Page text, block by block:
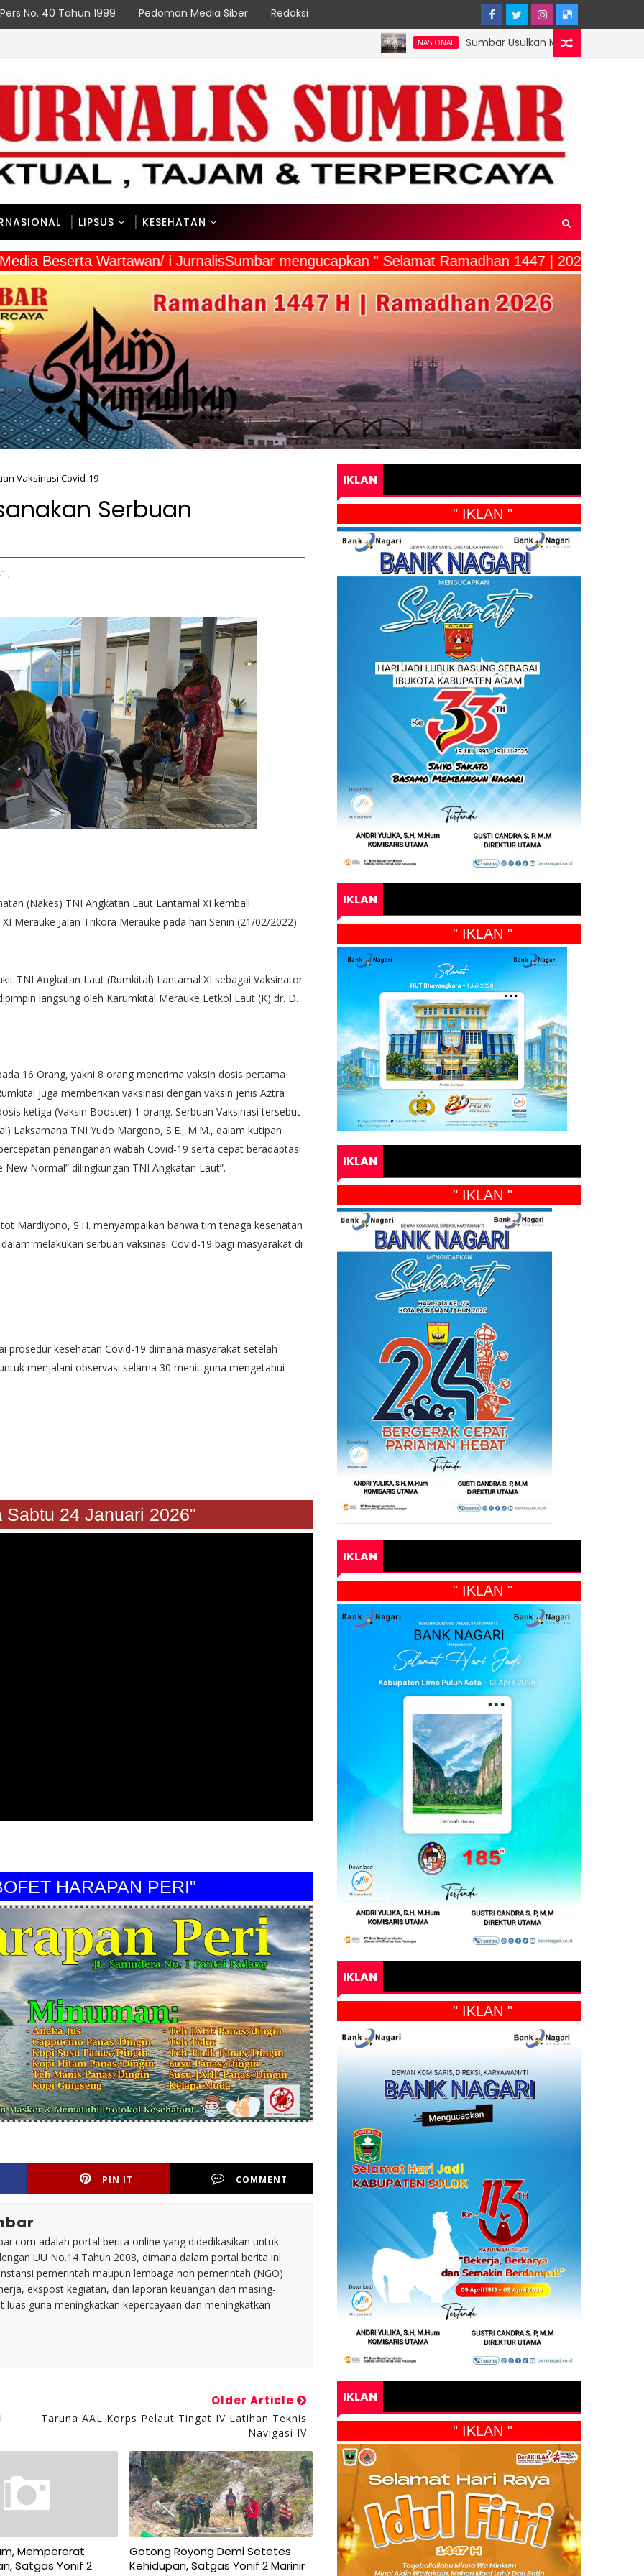
No. 40 Tahun 1999 Pedoman Media Siber Redaksi
Sumbar Usulkan Mentawai Jadi Kawasan Tambak
LIPSUS KESEHATAN
Beserta Wartawan/ i JurnalisSumbar mengucapkan " Selamat Ramadhan 1447 | 2026"
Vaksinasi Covid-19
Serbuan
(Nakes) TNI Angkatan Laut Lantamal XI kembali
Merauke Jalan Trikora Merauke pada hari Senin (21/02/2022).
TNI Angkatan Laut (Rumkital) Lantamal XI sebagai Vaksinator
langsung oleh Karumkital Merauke Letkol Laut (K) dr. D.
16 Orang, yakni 8 orang menerima vaksin dosis pertama
juga memberikan vaksinasi dengan vaksin jenis Aztra
ketiga (Vaksin Booster) 1 orang. Serbuan Vaksinasi tersebut
Laksamana TNI Yudo Margono, S.E., M.M., dalam kutipan
penanganan wabah Covid-19 serta cepat beradaptasi
Normal” dilingkungan TNI Angkatan Laut”.
Mardiyono, S.H. menyampaikan bahwa tim tenaga kesehatan
melakukan serbuan vaksinasi Covid-19 bagi masyarakat di
prosedur kesehatan Covid-19 dimana masyarakat setelah
menjalani observasi selama 30 menit guna mengetahui
24 Januari 2026"
HARAPAN PERI"
PIN IT COMMENT
adalah portal berita online yang didedikasikan untuk
UU No.14 Tahun 2008, dimana dalam portal berita ini
pemerintah maupun lembaga non pemerintah (NGO)
ekspost kegiatan, dan laporan keuangan dari masing-
luas guna meningkatkan kepercayaan dan meningkatkan
Older Article
Taruna AAL Korps Pelaut Tingat IV Latihan Teknis
Navigasi IV
Mempererat
Satgas Yonif 2
Gotong Royong Demi Setetes
Kehidupan, Satgas Yonif 2 Marinir
IKLAN
" IKLAN "
IKLAN
" IKLAN "
IKLAN
" IKLAN "
IKLAN
" IKLAN "
IKLAN
" IKLAN "
IKLAN
" IKLAN "